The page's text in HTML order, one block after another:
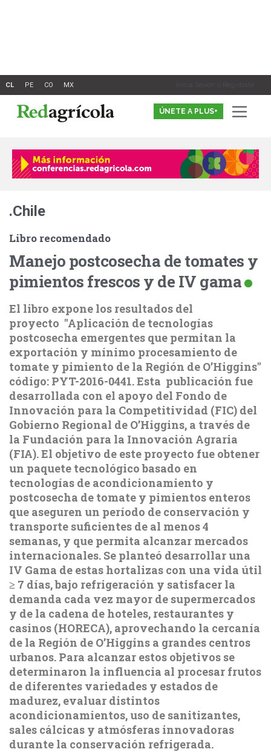
Inicia Sesión o Registrate
ÚNETE A PLUS+
.Chile
Libro recomendado
Manejo postcosecha de tomates y
pimientos frescos y de IV gama
El libro expone los resultados del
proyecto "Aplicación de tecnologías
postcosecha emergentes que permitan la
exportación y mínimo procesamiento de
tomate y pimiento de la Región de O’Higgins"
código: PYT-2016-0441. Esta publicación fue
desarrollada con el apoyo del Fondo de
Innovación para la Competitividad (FIC) del
Gobierno Regional de O’Higgins, a través de
la Fundación para la Innovación Agraria
(FIA). El objetivo de este proyecto fue obtener
un paquete tecnológico basado en
tecnologías de acondicionamiento y
postcosecha de tomate y pimientos enteros
que aseguren un período de conservación y
transporte suficientes de al menos 4
semanas, y que permita alcanzar mercados
internacionales. Se planteó desarrollar una
IV Gama de estas hortalizas con una vida útil
≥ 7 días, bajo refrigeración y satisfacer la
demanda cada vez mayor de supermercados
y de la cadena de hoteles, restaurantes y
casinos (HORECA), aprovechando la cercanía
de la Región de O’Higgins a grandes centros
urbanos. Para alcanzar estos objetivos se
determinaron la influencia al procesar frutos
de diferentes variedades y estados de
madurez, evaluar distintos
acondicionamientos, uso de sanitizantes,
sales cálcicas y atmósferas innovadoras
durante la conservación refrigerada.